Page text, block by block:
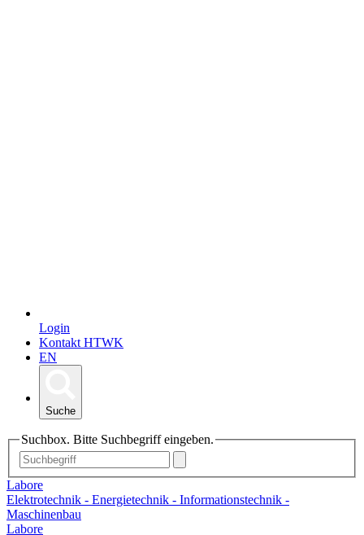
Login
Kontakt HTWK
EN
Suche
Suchbox. Bitte Suchbegriff eingeben.
Labore
Elektrotechnik - Energietechnik - Informationstechnik -
Maschinenbau
Labore